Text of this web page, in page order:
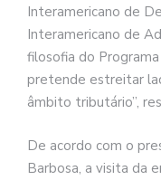
Interamericano de
Interamericano de
filosofia do
pretende estreitar
âmbito tributário”,
De acordo com o
Barbosa, a visita da